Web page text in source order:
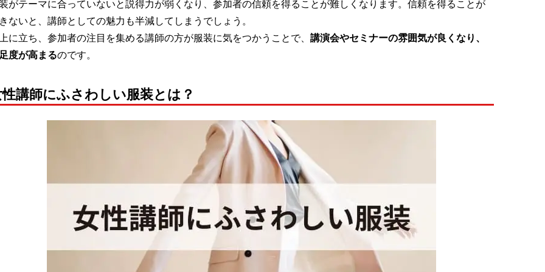
がテーマに合っていないと説得力が弱くなり、参加者の信頼を得ることが難しくなります。信頼を得ることが
ないと、講師としての魅力も半減してしまうでしょう。
に立ち、参加者の注目を集める講師の方が服装に気をつかうことで、 講演会やセミナーの雰囲気が良くなり、
度が高まるのです。
講師にふさわしい服装とは？